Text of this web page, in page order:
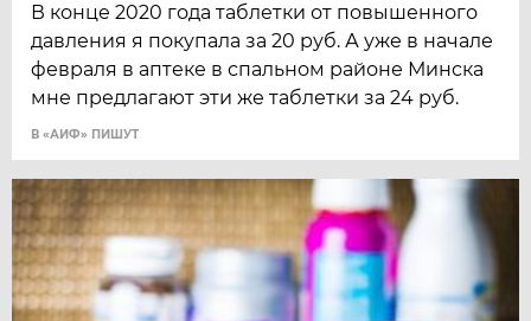
В конце 2020 года таблетки от повышенного
давления я покупала за 20 руб. А уже в начале
февраля в аптеке в спальном районе Минска
мне предлагают эти же таблетки за 24 руб.
В «АИФ» ПИШУТ